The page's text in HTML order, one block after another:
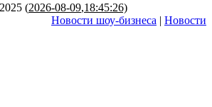
(2026-08-09,18:45:26)
Новости шоу-бизнеса | Новости